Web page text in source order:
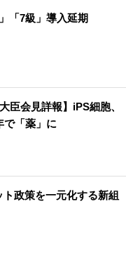
「7級」導入延期
臣会見詳報】iPS細胞、
で「薬」に
政策を一元化する新組